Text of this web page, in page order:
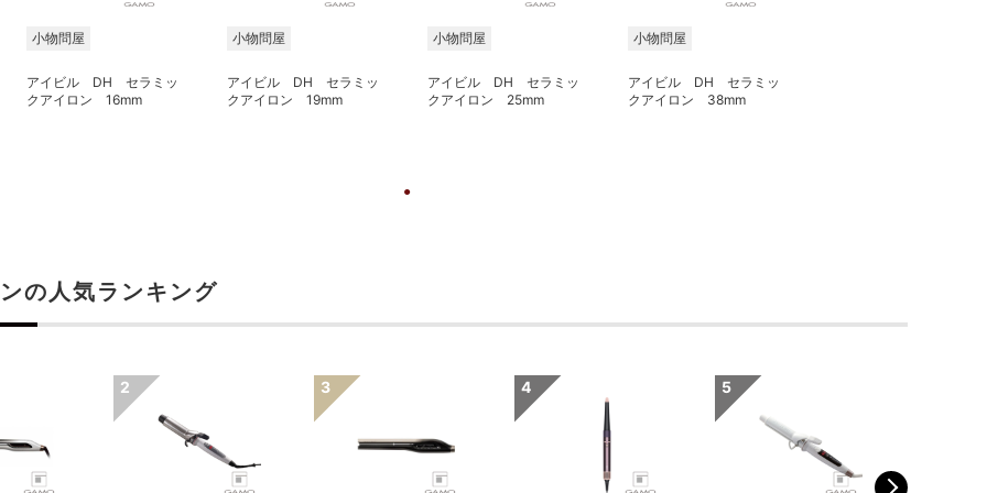
小物問屋
アイビル DH セラミッ
クアイロン 16mm
小物問屋
アイビル DH セラミッ
クアイロン 19mm
小物問屋
アイビル DH セラミッ
クアイロン 25mm
小物問屋
アイビル DH セラミッ
クアイロン 38mm
の人気ランキング